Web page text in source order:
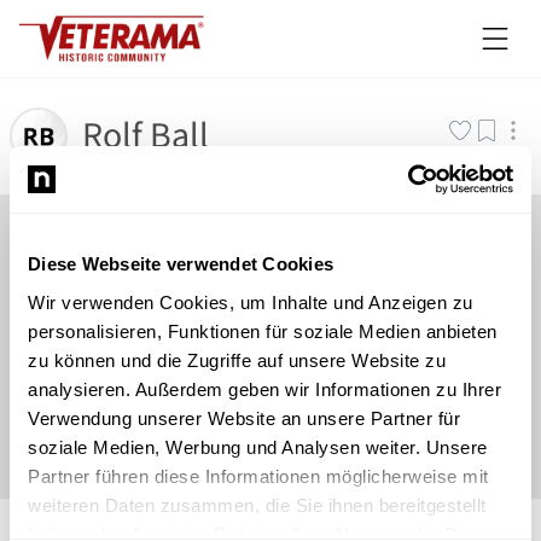
Diese Webseite verwendet Cookies
Wir verwenden Cookies, um Inhalte und Anzeigen zu
personalisieren, Funktionen für soziale Medien anbieten
zu können und die Zugriffe auf unsere Website zu
analysieren. Außerdem geben wir Informationen zu Ihrer
Verwendung unserer Website an unsere Partner für
soziale Medien, Werbung und Analysen weiter. Unsere
Partner führen diese Informationen möglicherweise mit
weiteren Daten zusammen, die Sie ihnen bereitgestellt
Rolf Ball
©Newsload /System